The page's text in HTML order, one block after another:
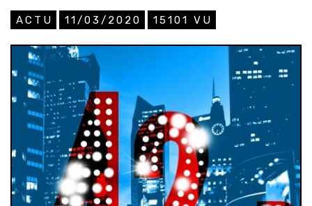
ACTU 11/03/2020 15101 VU